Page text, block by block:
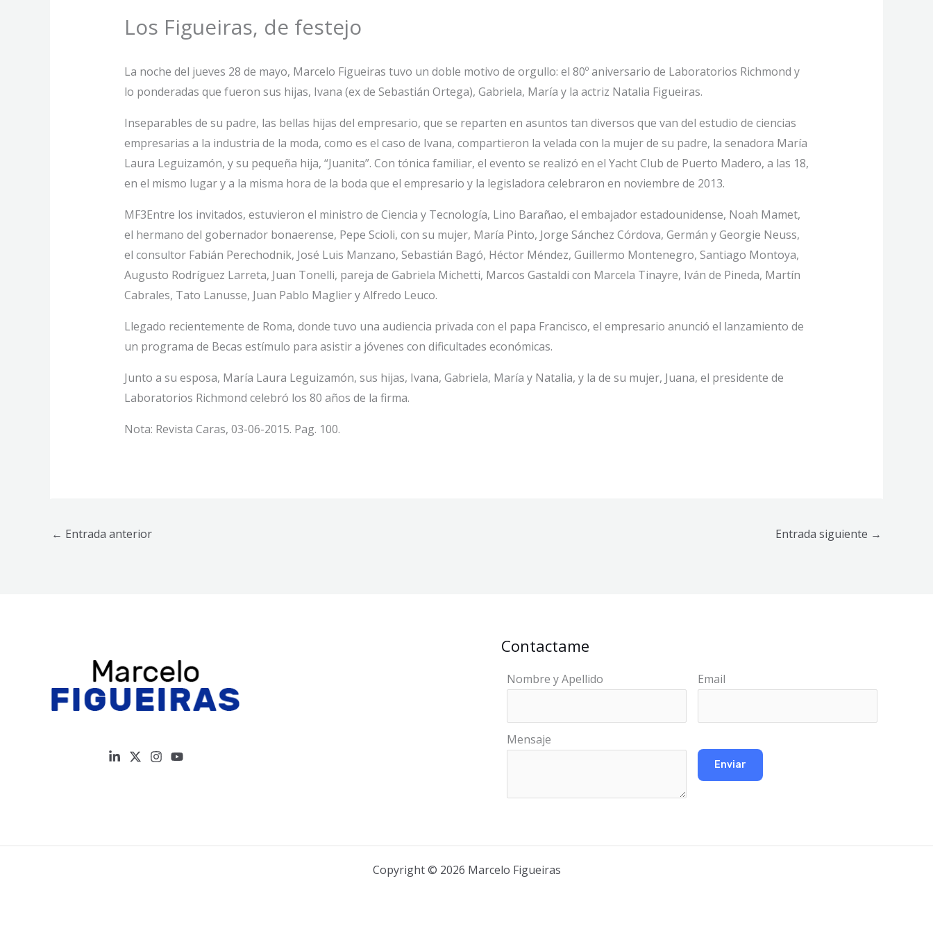
Los Figueiras, de festejo
La noche del jueves 28 de mayo, Marcelo Figueiras tuvo un doble motivo de orgullo: el 80º aniversario de Laboratorios Richmond y
lo ponderadas que fueron sus hijas, Ivana (ex de Sebastián Ortega), Gabriela, María y la actriz Natalia Figueiras.
Inseparables de su padre, las bellas hijas del empresario, que se reparten en asuntos tan diversos que van del estudio de ciencias
empresarias a la industria de la moda, como es el caso de Ivana, compartieron la velada con la mujer de su padre, la senadora María
Laura Leguizamón, y su pequeña hija, “Juanita”. Con tónica familiar, el evento se realizó en el Yacht Club de Puerto Madero, a las 18,
en el mismo lugar y a la misma hora de la boda que el empresario y la legisladora celebraron en noviembre de 2013.
MF3Entre los invitados, estuvieron el ministro de Ciencia y Tecnología, Lino Barañao, el embajador estadounidense, Noah Mamet,
el hermano del gobernador bonaerense, Pepe Scioli, con su mujer, María Pinto, Jorge Sánchez Córdova, Germán y Georgie Neuss,
el consultor Fabián Perechodnik, José Luis Manzano, Sebastián Bagó, Héctor Méndez, Guillermo Montenegro, Santiago Montoya,
Augusto Rodríguez Larreta, Juan Tonelli, pareja de Gabriela Michetti, Marcos Gastaldi con Marcela Tinayre, Iván de Pineda, Martín
Cabrales, Tato Lanusse, Juan Pablo Maglier y Alfredo Leuco.
Llegado recientemente de Roma, donde tuvo una audiencia privada con el papa Francisco, el empresario anunció el lanzamiento de
un programa de Becas estímulo para asistir a jóvenes con dificultades económicas.
Junto a su esposa, María Laura Leguizamón, sus hijas, Ivana, Gabriela, María y Natalia, y la de su mujer, Juana, el presidente de
Laboratorios Richmond celebró los 80 años de la firma.
Nota: Revista Caras, 03-06-2015. Pag. 100.
← Entrada anterior Entrada siguiente →
Contactame
Nombre y Apellido Email
Mensaje
Copyright © 2026 Marcelo Figueiras